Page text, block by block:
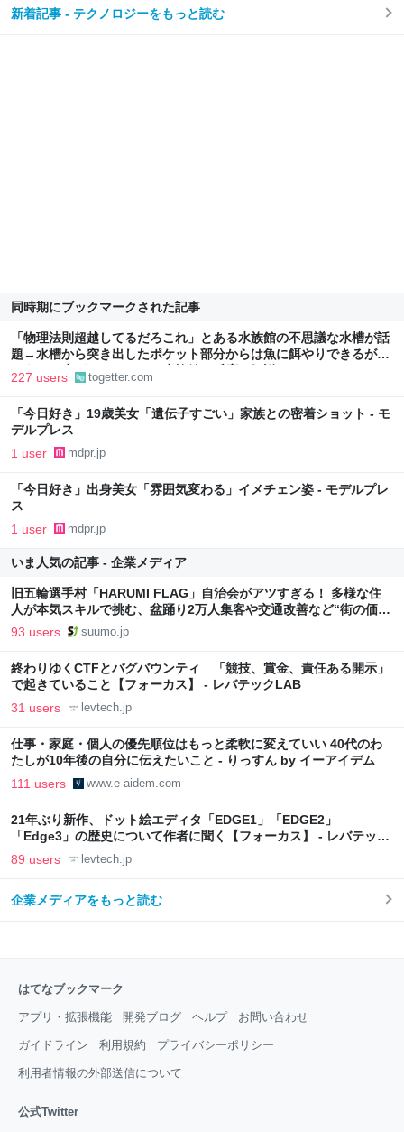
新着記事 - テクノロジーをもっと読む
同時期にブックマークされた記事
「物理法則超越してるだろこれ」とある水族館の不思議な水槽が話
題→水槽から突き出したポケット部分からは魚に餌やりできるが、
どうして水があふれない？水族館も反応し解説
227 users togetter.com
「今日好き」19歳美女「遺伝子すごい」家族との密着ショット - モ
デルプレス
1 user mdpr.jp
「今日好き」出身美女「雰囲気変わる」イメチェン姿 - モデルプレ
ス
1 user mdpr.jp
いま人気の記事 - 企業メディア
旧五輪選手村「HARUMI FLAG」自治会がアツすぎる！ 多様な住
人が本気スキルで挑む、盆踊り2万人集客や交通改善など“街の価値
向上”戦略 東京・中央区
93 users suumo.jp
終わりゆくCTFとバグバウンティ 「競技、賞金、責任ある開示」
で起きていること【フォーカス】 - レバテックLAB
31 users levtech.jp
仕事・家庭・個人の優先順位はもっと柔軟に変えていい 40代のわ
たしが10年後の自分に伝えたいこと - りっすん by イーアイデム
111 users www.e-aidem.com
21年ぶり新作、ドット絵エディタ「EDGE1」「EDGE2」
「Edge3」の歴史について作者に聞く【フォーカス】 - レバテック
LAB
89 users levtech.jp
企業メディアをもっと読む
はてなブックマーク
アプリ・拡張機能 開発ブログ ヘルプ お問い合わせ
ガイドライン 利用規約 プライバシーポリシー
利用者情報の外部送信について
公式Twitter